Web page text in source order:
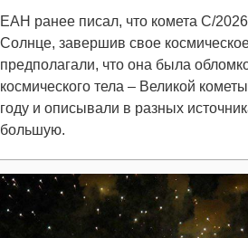
ЕАН ранее писал, что комета C/
Солнце, завершив свое
предполагали, что она была
космического тела – Великой
году и описывали в разных
большую.